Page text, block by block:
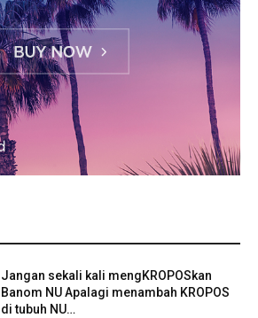
Jangan sekali kali mengKROPOSkan
Banom NU Apalagi menambah KROPOS
di tubuh NU…